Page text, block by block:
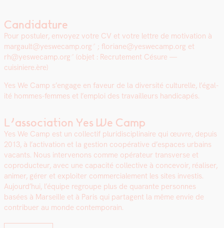
Candidature
Pour pos­tuler, envoyez votre CV et votre let­tre de moti­va­tion à
margault@yeswecamp.org
; floriane@yeswecamp.org et
rh@yeswecamp.org (objet : Recrute­ment Césure —
cuisiniere.ère)
Yes We Camp s’en­gage en faveur de la diver­sité cul­turelle, l’é­gal­
ité hommes-femmes et l’emploi des tra­vailleurs hand­i­capés.
L’association Yes We Camp
Yes We Camp est un col­lec­tif pluridis­ci­plinaire qui œuvre, depuis
2013, à l’activation et la ges­tion coopéra­tive d’espaces urbains
vacants. Nous inter­venons comme opéra­teur trans­verse et
copro­duc­teur, avec une capac­ité col­lec­tive à con­cevoir, réalis­er,
ani­mer, gér­er et exploiter com­mer­ciale­ment les sites investis.
Aujourd’hui, l’équipe regroupe plus de quar­ante per­son­nes
basées à Mar­seille et à Paris qui parta­gent la même envie de
con­tribuer au monde con­tem­po­rain.